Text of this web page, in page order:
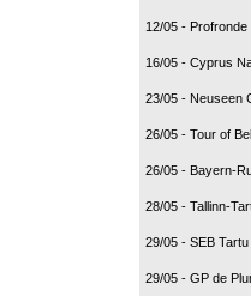
12/05 -
16/05 - Cyprus
23/05 - Neuseen
26/05 - Tour of
26/05 - Bayern-
28/05 - Tallinn-
29/05 - SEB
29/05 - GP de